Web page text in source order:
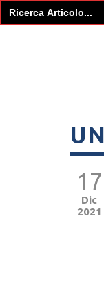
Search
for:
17
Dic
2021